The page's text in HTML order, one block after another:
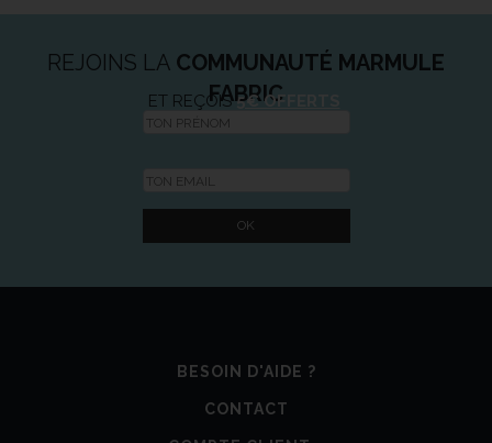
REJOINS LA COMMUNAUTÉ MARMULE
FABRIC
ET REÇOIS5€ OFFERTS
BESOIN D'AIDE ?
CONTACT